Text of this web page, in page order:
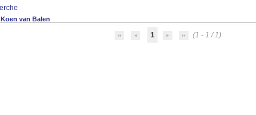
Koen van Balen
1 (1 - 1 / 1)